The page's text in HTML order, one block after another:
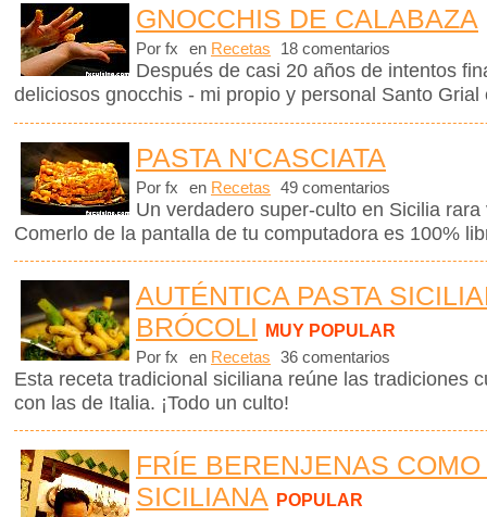
GNOCCHIS DE CALABAZA
Por fx en Recetas 18 comentarios
Después de casi 20 años de intentos
deliciosos gnocchis - mi propio y personal Santo Grial
PASTA N'CASCIATA
Por fx en Recetas 49 comentarios
Un verdadero super-culto en Sicilia
Comerlo de la pantalla de tu computadora es 100%
AUTÉNTICA PASTA
BRÓCOLI MUY POPULAR
Por fx en Recetas 36 comentarios
Esta receta tradicional siciliana reúne las tradiciones
con las de Italia. ¡Todo un culto!
FRÍE BERENJENAS
SICILIANA POPULAR